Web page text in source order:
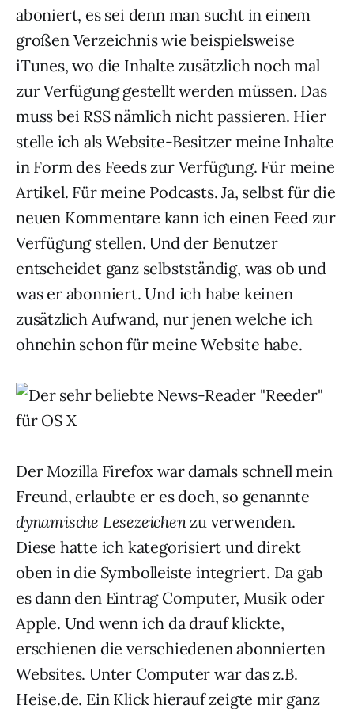
aboniert, es sei denn man sucht in einem
großen Verzeichnis wie beispielsweise
iTunes, wo die Inhalte zusätzlich noch mal
zur Verfügung gestellt werden müssen. Das
muss bei RSS nämlich nicht passieren. Hier
stelle ich als Website-Besitzer meine Inhalte
in Form des Feeds zur Verfügung. Für meine
Artikel. Für meine Podcasts. Ja, selbst für die
neuen Kommentare kann ich einen Feed zur
Verfügung stellen. Und der Benutzer
entscheidet ganz selbstständig, was ob und
was er abonniert. Und ich habe keinen
zusätzlich Aufwand, nur jenen welche ich
ohnehin schon für meine Website habe.
Der Mozilla Firefox war damals schnell mein
Freund, erlaubte er es doch, so genannte
dynamische Lesezeichenzu verwenden.
Diese hatte ich kategorisiert und direkt
oben in die Symbolleiste integriert. Da gab
es dann den Eintrag Computer, Musik oder
Apple. Und wenn ich da drauf klickte,
erschienen die verschiedenen abonnierten
Websites. Unter Computer war das z.B.
Heise.de. Ein Klick hierauf zeigte mir ganz